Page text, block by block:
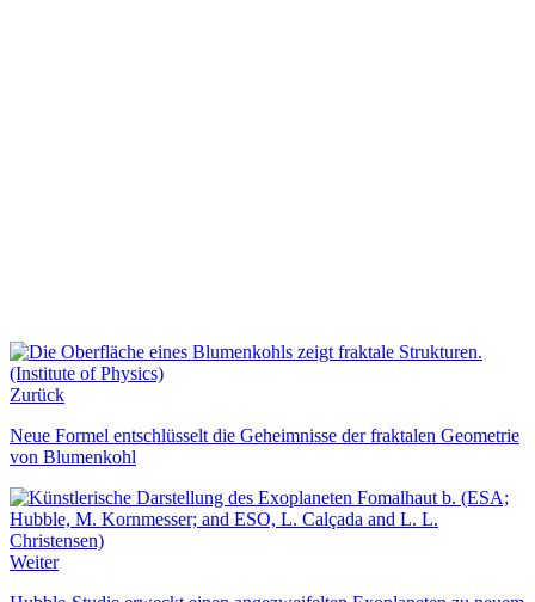
Zurück
Neue Formel entschlüsselt die Geheimnisse der fraktalen Geometrie
von Blumenkohl
Weiter